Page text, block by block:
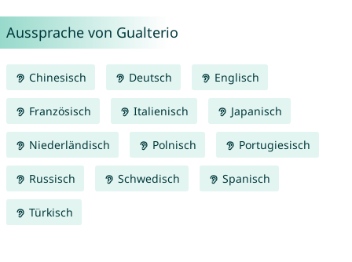
Aussprache von Gualterio
Chinesisch Deutsch Englisch
Französisch Italienisch Japanisch
Niederländisch Polnisch Portugiesisch
Russisch Schwedisch Spanisch
Türkisch